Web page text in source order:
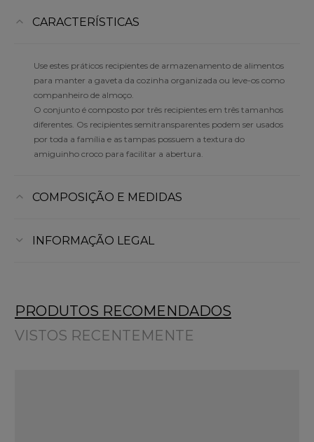
CARACTERÍSTICAS
Use estes práticos recipientes de armazenamento de alimentos
para manter a gaveta da cozinha organizada ou leve-os como
companheiro de almoço.
O conjunto é composto por três recipientes em três tamanhos
diferentes. Os recipientes semitransparentes podem ser usados
por toda a família e as tampas possuem a textura do
amiguinho croco para facilitar a abertura.
COMPOSIÇÃO E MEDIDAS
INFORMAÇÃO LEGAL
PRODUTOS RECOMENDADOS
VISTOS RECENTEMENTE